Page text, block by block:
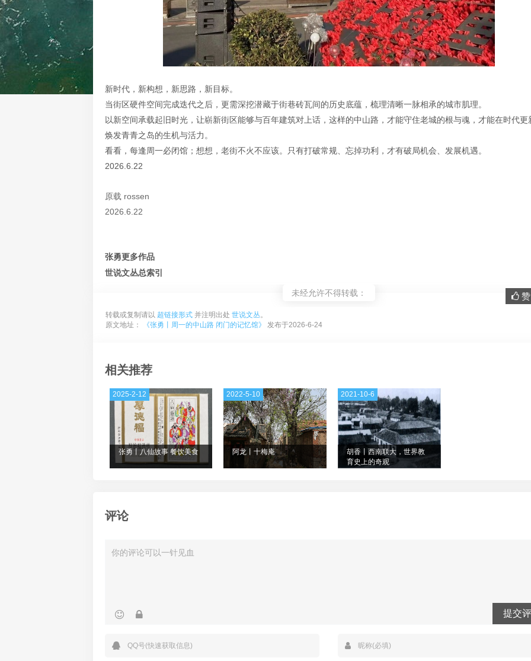
新时代，新构想，新思路，新目标。
当街区硬件空间完成迭代之后，更需深挖潜藏于街巷砖瓦间的历史底蕴，梳理清晰一脉相承的城市肌理。
以新空间承载起旧时光，让崭新街区能够与百年建筑对上话，这样的中山路，才能守住老城的根与魂，才能在时代更
焕发青青之岛的生机与活力。
看看，每逢周一必闭馆；想想，老街不火不应该。只有打破常规、忘掉功利，才有破局机会、发展机遇。
2026.6.22
原载 rossen
2026.6.22
张勇更多作品
世说文丛总索引
未经允许不得转载：
转载或复制请以 超链接形式 并注明出处 世说文丛。
原文地址：
《张勇丨周一的中山路 闭门的记忆馆》 发布于2026-6-24
相关推荐
张勇丨八仙故事 餐饮美食
2025-2-12
阿龙丨十梅庵
2022-5-10
胡香丨西南联大，世界教
育史上的奇观
2021-10-6
评论
提交